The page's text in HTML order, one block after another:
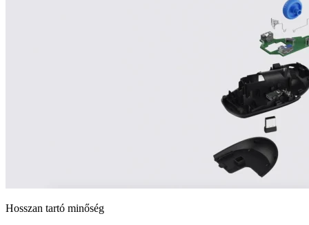
Hosszan tartó minőség